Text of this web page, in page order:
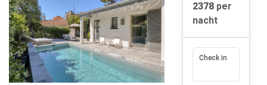
2378 per
nacht
Check in